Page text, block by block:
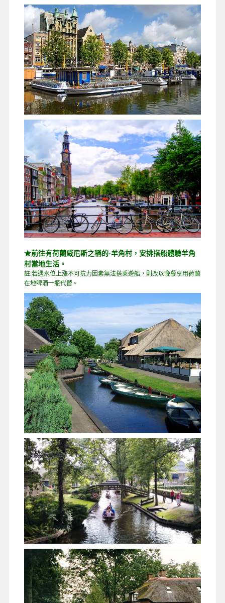
★前往有荷蘭威尼斯之稱的-羊角村，安排搭船體驗羊角
村當地生活。
註:若遇水位上漲不可抗力因素無法搭乘遊船，則改以晚餐享用荷蘭
在地啤酒一瓶代替。